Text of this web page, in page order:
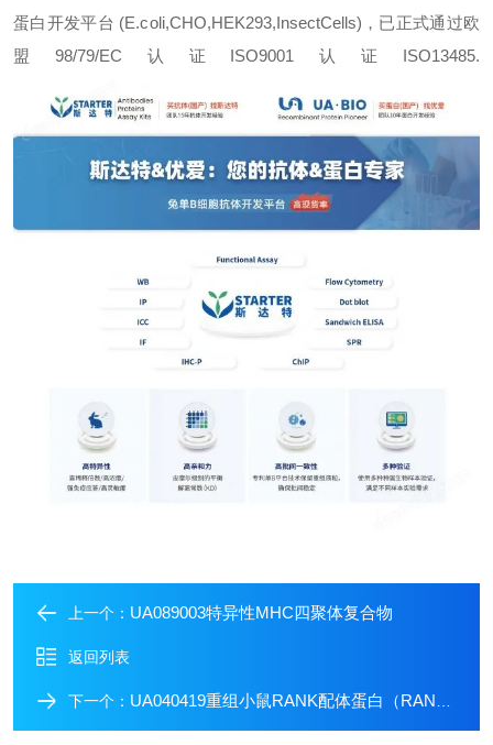
蛋白开发平台 (E.coli,CHO,HEK293,InsectCells)，已正式通过欧
盟98/79/EC认证ISO9001认证ISO13485.
上一个： UA089003特异性MHC四聚体复合物
返回列表
下一个： UA040419重组小鼠RANK配体蛋白（RANKL/TNFSF11）